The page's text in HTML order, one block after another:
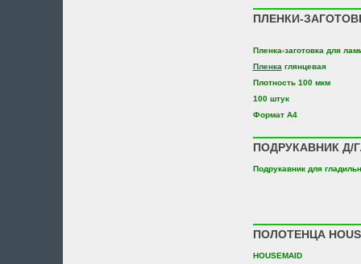
ПЛЕНКИ-
Пленка-заготовка для
Пленка глянцевая
Плотность 100 мкм
100 штук
Формат А4
ПОДРУКАВНИК Д/
Подрукавник для
ПОЛОТЕНЦА
HOUSEMAID